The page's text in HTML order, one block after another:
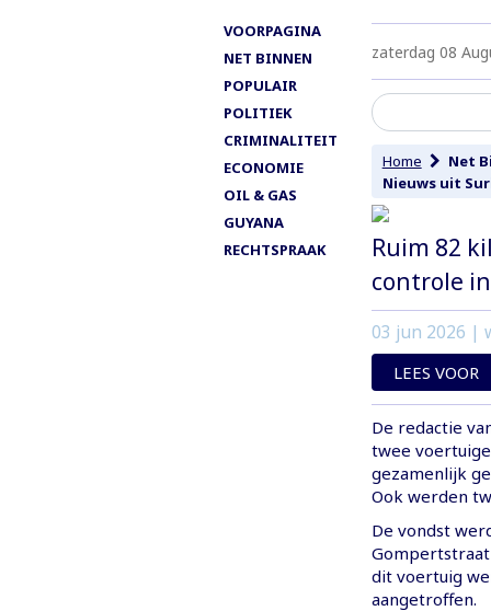
VOORPAGINA
NET BINNEN
POPULAIR
POLITIEK
CRIMINALITEIT
ECONOMIE
OIL & GAS
GUYANA
RECHTSPRAAK
zaterdag 08
Home Net
Nieuws uit
Ruim 82
controle
03 jun 2026 |
LEES VOOR
De redactie
twee
gezamenlijk
Ook werden
De vondst
Gompertstraat
dit voertuig
aangetroffen.